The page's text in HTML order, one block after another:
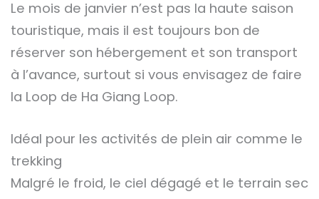
Le mois de janvier n’est pas la haute saison
touristique, mais il est toujours bon de
réserver son hébergement et son transport
à l’avance, surtout si vous envisagez de faire
la Loop de Ha Giang Loop.
Idéal pour les activités de plein air comme le
trekking
Malgré le froid, le ciel dégagé et le terrain sec